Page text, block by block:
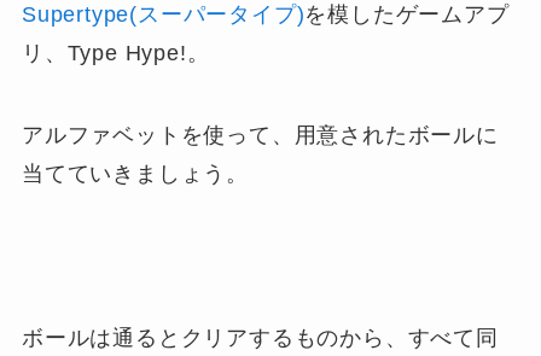
Supertype(スーパータイプ)を模したゲームアプ
リ、Type Hype!。
アルファベットを使って、用意されたボールに
当てていきましょう。
ボールは通るとクリアするものから、すべて同